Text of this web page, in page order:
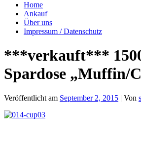
Home
Ankauf
Über uns
Impressum / Datenschutz
***verkauft***
Spardose „Muffin/
Veröffentlicht am September 2, 2015 | Von